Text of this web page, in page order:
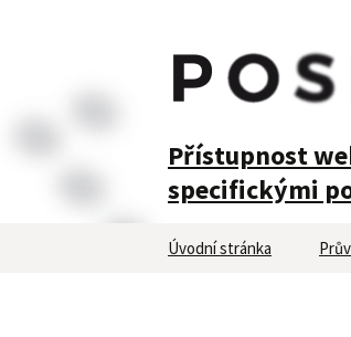
Přístupnost
specifickými
Přejít
Úvodní stránka